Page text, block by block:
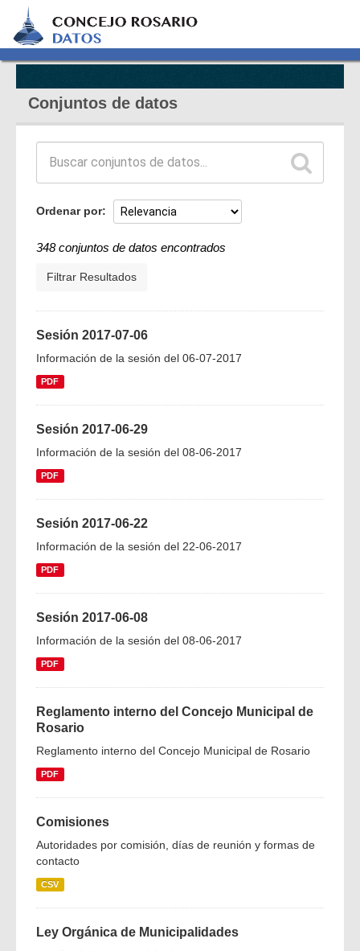
Conjuntos de datos
Ordenar por
348 conjuntos de datos encontrados
Filtrar Resultados
Sesión 2017-07-06
Información de la sesión del 06-07-2017
PDF
Sesión 2017-06-29
Información de la sesión del 08-06-2017
PDF
Sesión 2017-06-22
Información de la sesión del 22-06-2017
PDF
Sesión 2017-06-08
Información de la sesión del 08-06-2017
PDF
Reglamento interno del Concejo Municipal de
Rosario
Reglamento interno del Concejo Municipal de Rosario
PDF
Comisiones
Autoridades por comisión, días de reunión y formas de
contacto
CSV
Ley Orgánica de Municipalidades